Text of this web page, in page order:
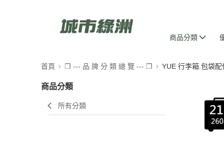
商品分類
首頁 ❒ --- 品 牌 分 類 總 覽 --- ❒ YUE 行李箱.包袋配
商品分類
所有分類